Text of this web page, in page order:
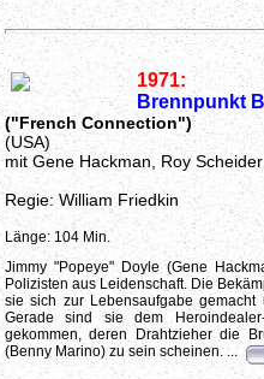
1971:
Brennpunkt
("French Connection")
(USA)
mit Gene Hackman, Roy Scheider
Regie: William Friedkin
Länge: 104 Min.
Jimmy "Popeye" Doyle (Gene
Polizisten aus Leidenschaft. Die
sie sich zur Lebensaufgabe
Gerade sind sie dem
gekommen, deren Drahtzieher die
(Benny Marino) zu sein scheinen. ...